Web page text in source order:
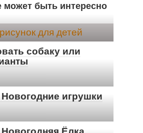
может быть интересно
собаку или
игрушки